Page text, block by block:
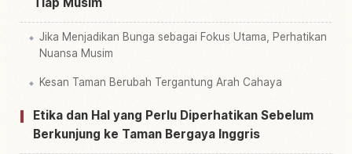
Jika Menjadikan Bunga sebagai Fokus Utama, Perhatikan
Nuansa Musim
Kesan Taman Berubah Tergantung Arah Cahaya
Etika dan Hal yang Perlu Diperhatikan Sebelum
Berkunjung ke Taman Bergaya Inggris